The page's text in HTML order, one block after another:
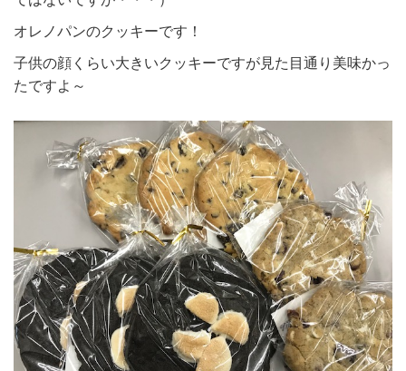
オレノパンのクッキーです！
子供の顔くらい大きいクッキーですが見た目通り美味かっ
たですよ～